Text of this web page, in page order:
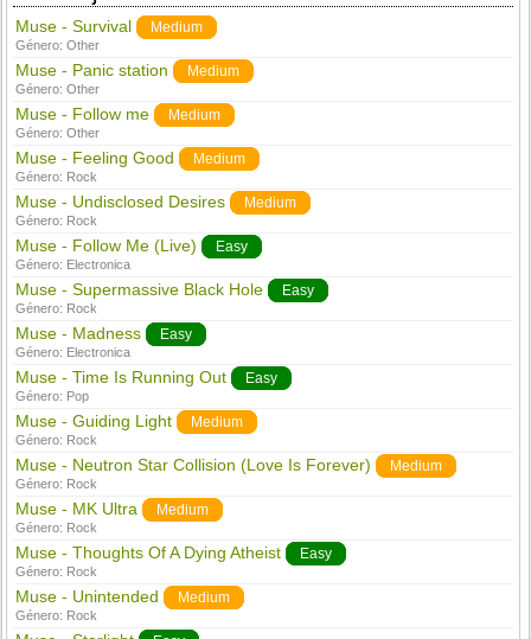
Muse - Survival Medium
Género:Other
Muse - Panic station Medium
Género:Other
Muse - Follow me Medium
Género:Other
Muse - Feeling Good Medium
Género: Rock
Muse - Undisclosed Desires Medium
Género: Rock
Muse - Follow Me (Live) Easy
Género: Electronica
Muse - Supermassive Black Hole Easy
Género: Rock
Muse - Madness Easy
Género: Electronica
Muse - Time Is Running Out Easy
Género: Pop
Muse - Guiding Light Medium
Género: Rock
Muse - Neutron Star Collision (Love Is Forever) Medium
Género: Rock
Muse - MK Ultra Medium
Género: Rock
Muse - Thoughts Of A Dying Atheist Easy
Género: Rock
Muse - Unintended Medium
Género: Rock